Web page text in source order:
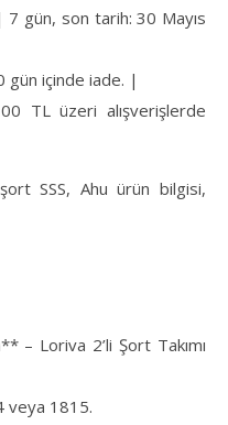
gün, son tarih: 30 Mayıs
içinde iade. |
TL üzeri alışverişlerde
SSS, Ahu ürün bilgisi,
– Loriva 2’li Şort Takımı
veya 1815.